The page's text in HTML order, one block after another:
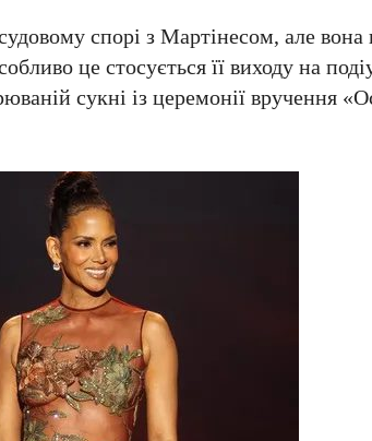
спорі з Мартінесом, але вона
це стосується її виходу на
сукні із церемонії вручення